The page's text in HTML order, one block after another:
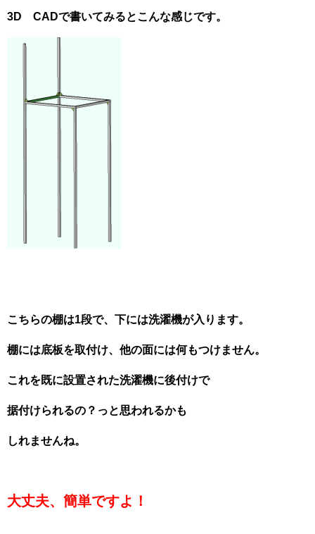
3D CADで書いてみるとこんな感じです。
こちらの棚は1段で、下には洗濯機が入ります。
棚には底板を取付け、他の面には何もつけません。
これを既に設置された洗濯機に後付けで
据付けられるの？っと思われるかも
しれませんね。
大丈夫、簡単ですよ！